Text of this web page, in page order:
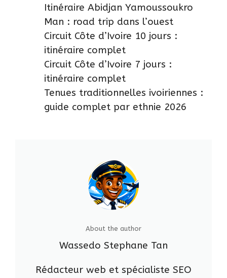
Itinéraire Abidjan Yamoussoukro
Man : road trip dans l’ouest
Circuit Côte d’Ivoire 10 jours :
itinéraire complet
Circuit Côte d’Ivoire 7 jours :
itinéraire complet
Tenues traditionnelles ivoiriennes :
guide complet par ethnie 2026
About the author
Wassedo Stephane Tan
Rédacteur web et spécialiste SEO